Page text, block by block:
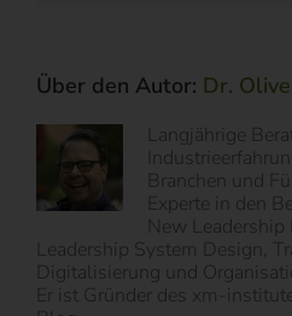
Über den Autor: Dr.
Langjährige
Branchen und
Experte in den
New
Leadership System Design,
Digitalisierung und
Er ist Gründer des xm-